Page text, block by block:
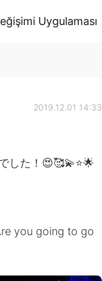
Uygulaması
2019.12.01 14:33
した！😍🥰💫⭐️🌟
you going to go